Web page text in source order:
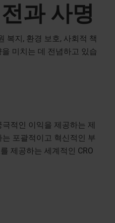
과 사명
복지, 환경 보호, 사회적 책
미치는 데 전념하고 있습
적인 이익을 제공하는 제
포괄적이고 혁신적인 부
제공하는 세계적인 CRO